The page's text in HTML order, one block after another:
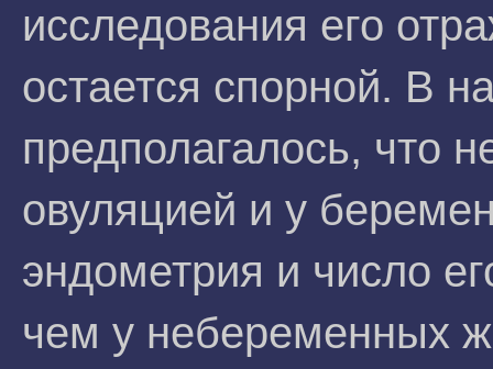
исследования его
остается спорной. В
предполагалось, что
овуляцией и у
эндометрия и число
чем у небеременных